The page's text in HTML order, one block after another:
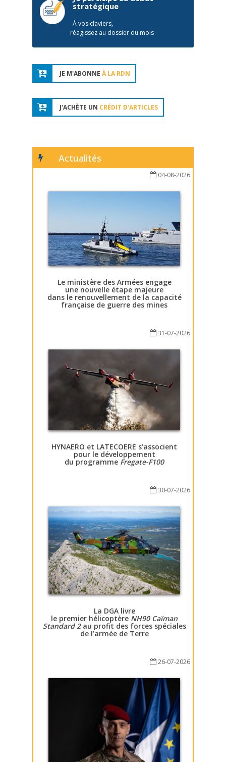
stratégique
À vos claviers,
réagissez au dossier du mois
JE M'ABONNE À LA RDN
J'ACHÈTE UN CRÉDIT D'ARTICLES
Actualités
04-08-2026
Le ministère des Armées engage
une nouvelle étape majeure
dans le renouvellement de la capacité
française de guerre des mines
31-07-2026
HYNAERO et LATECOERE s’associent
pour le développement
du programme Fregate-F100
30-07-2026
La DGA livre
le premier hélicoptère NH90 Caïman
Standard 2au profit des forces spéciales
de l’armée de Terre
26-07-2026